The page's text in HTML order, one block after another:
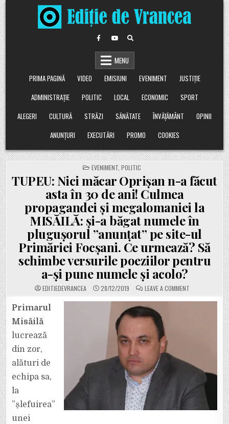
Skip
to
content
MENU
PRIMA PAGINĂ
VIDEO EMISIUNI EVENIMENT
JUSTIȚIE
ADMINISTRAȚIE
POLITIC LOCAL ECONOMIC
SPORT
ALEGERI
CULTURĂ STRĂZI SĂNĂTATE ÎNVĂȚĂMÂNT
OPINII
ANUNȚURI
EXECUTĂRI PROMO COOKIES
POSTED
IN
EVENIMENT POLITIC
TUPEU: Nici măcar Oprișan n-a făcut
asta în 30 de ani! Culmea
propagandei și megalomaniei la
MISĂILĂ: și-a băgat numele în
plugușorul ”anunțat” pe site-ul
Primăriei Focșani. Ce urmează? Să
schimbe versurile poeziilor pentru
a-și pune numele și acolo?
EDITIEDEVRANCEA 28/12/2019 LEAVE A COMMENTON
TUPEU:
NICI
ANI!
CULMEA
PROPAGANDEI
MEGALOMANIEI
LA
MISĂILĂ:
A
Primarul
Misăilă
lucrează
din zor,
alături de
echipa sa,
la
”șlefuirea”
unei